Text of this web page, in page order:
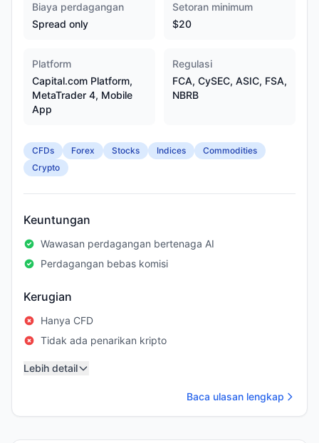
Biaya perdagangan
Spread only
Setoran minimum
$20
Platform
Capital.com Platform,
MetaTrader 4, Mobile
App
Regulasi
FCA, CySEC, ASIC, FSA,
NBRB
CFDs Forex Stocks Indices
Commodities
Crypto
Keuntungan
Wawasan perdagangan bertenaga AI
Perdagangan bebas komisi
Kerugian
Hanya CFD
Tidak ada penarikan kripto
Lebih detail
Baca ulasan lengkap